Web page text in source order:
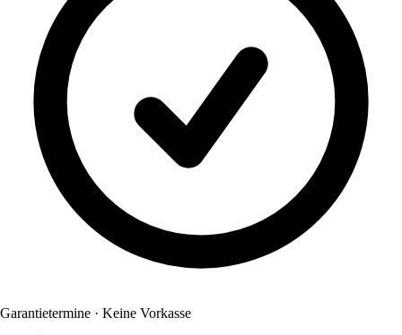
Garantietermine · Keine Vorkasse